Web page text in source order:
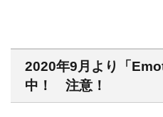
2020年9月より「
中！ 注意！